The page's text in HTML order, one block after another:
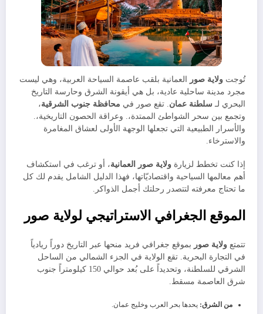
​تُوجت ولاية صور العمانية بلقب عاصمة السياحة العربية، وهي ليست
مجرد مدينة ساحلية عادية، بل هي أيقونة الشرق وحارسة التاريخ
البحري لـ سلطنة عمان . تقع صور في محافظة جنوب الشرقية،
وتجمع بين سحر الشواطئ الممتدة،. وعراقة الحصون التاريخية،.
والأسرار الطبيعية التي تجعلها الوجهة الأولى لعشاق المغامرة
والاسترخاء.
​إذا كنت تخطط لزيارة ولاية صور العمانية، أو ترغب في استكشاف
أهم معالمها السياحية واقتصاديّاتها، فهذا الدليل الشامل يقدم لك كل
ما تحتاج معرفته لتتصدر رحلتك أجمل الذواكر.
​الموقع الجغرافي الاستراتيجي لولاية صور
​تتمتع ولاية صور بموقع جغرافي فريد منحها عبر التاريخ دوراً ريادياً
في التجارة البحرية. تقع الولاية في الجزء الشمالي من الساحل
الشرقي للسلطنة، وتحديداً على بُعد حوالي 150 كيلومتراً جنوب
شرق العاصمة مسقط.
من الشرق: يحدها بحر العرب وخليج عمان.